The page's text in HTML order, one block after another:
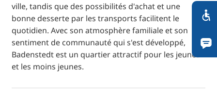
ville, tandis que des possibilités d'achat et une
bonne desserte par les transports facilitent le
quotidien. Avec son atmosphère familiale et son
sentiment de communauté qui s'est développé,
Badenstedt est un quartier attractif pour les jeunes
et les moins jeunes.